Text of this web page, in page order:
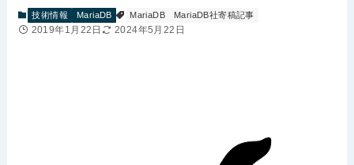
技術情報 MariaDB MariaDB MariaDB社寄稿記事
2019年1月22日 2024年5月22日